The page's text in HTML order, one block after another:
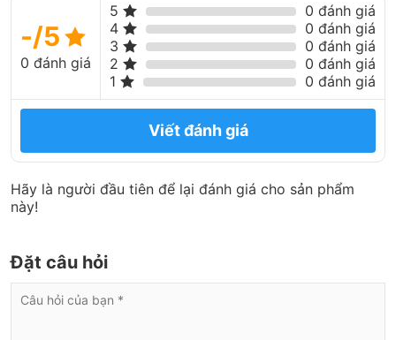
-/5
0 đánh giá
5
0 đánh giá
4
0 đánh giá
3
0 đánh giá
2
0 đánh giá
1
0 đánh giá
Viết đánh giá
Hãy là người đầu tiên để lại đánh giá cho sản phẩm
này!
Đặt câu hỏi